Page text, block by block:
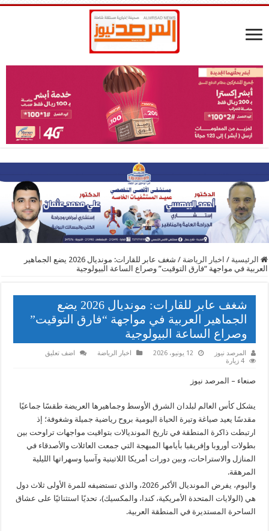
الرئيسية / اخبار الرياضة /
شغف عابر للقارات: مونديال 2026 يضع الجماهير
العربية في مواجهة “فارق التوقيت” وصراع الساعة البيولوجية
شغف عابر للقارات: مونديال 2026 يضع
الجماهير العربية في مواجهة “فارق التوقيت”
وصراع الساعة البيولوجية
المرصد نيوز 12 يونيو، 2026 اخبار الرياضة
اضف تعليق
4 زيارة
​صنعاء – المرصد نيوز
​يشكل كأس العالم لبلدان الشرق الأوسط وجماهيرها العريضة طقسًا جماعيًا
مقدسًا يعيد صياغة وتيرة الحياة اليومية بروح رياضية جميلة وشغوفة؛ إذ
ارتبطت ذاكرة المنطقة في تاريخ المونديالات بتواقيت مواجهات تراوحت بين
بطولات أوروبا وإفريقيا بأيامها المبهجة التي جمعت العائلات والأصدقاء في
المنازل والاستراحات، وبين دورات أمريكا اللاتينية وآسيا وسهراتها الليلية
المرهقة.
​واليوم، يفرض المونديال الأكبر 2026، والذي تستضيفه للمرة الأولى ثلاث دول
هي (الولايات المتحدة الأمريكية، كندا، والمكسيك)، تحديًا استثنائيًا على عشاق
الساحرة المستديرة في المنطقة العربية.